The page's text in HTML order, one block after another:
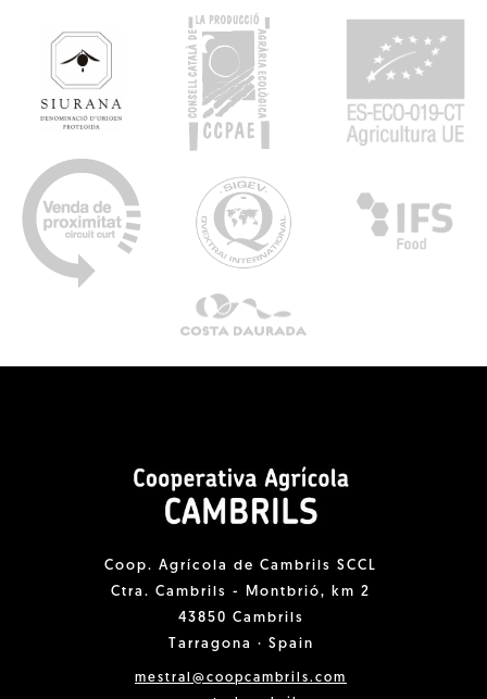
Coop. Agrícola de Cambrils SCCL
Ctra. Cambrils - Montbrió, km 2
43850 Cambrils
Tarragona · Spain
mestral@coopcambrils.com